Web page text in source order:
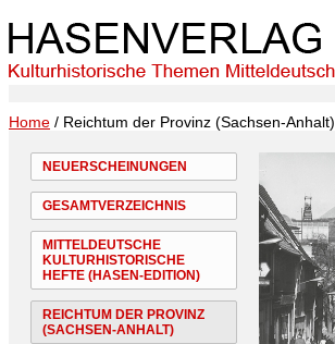
Home / Reichtum der Provinz (Sachsen-Anhalt)
NEUERSCHEINUNGEN
GESAMTVERZEICHNIS
MITTELDEUTSCHE
KULTURHISTORISCHE
HEFTE (HASEN-EDITION)
REICHTUM DER PROVINZ
(SACHSEN-ANHALT)